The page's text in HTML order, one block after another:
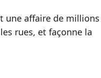
une affaire de millions
rues, et façonne la